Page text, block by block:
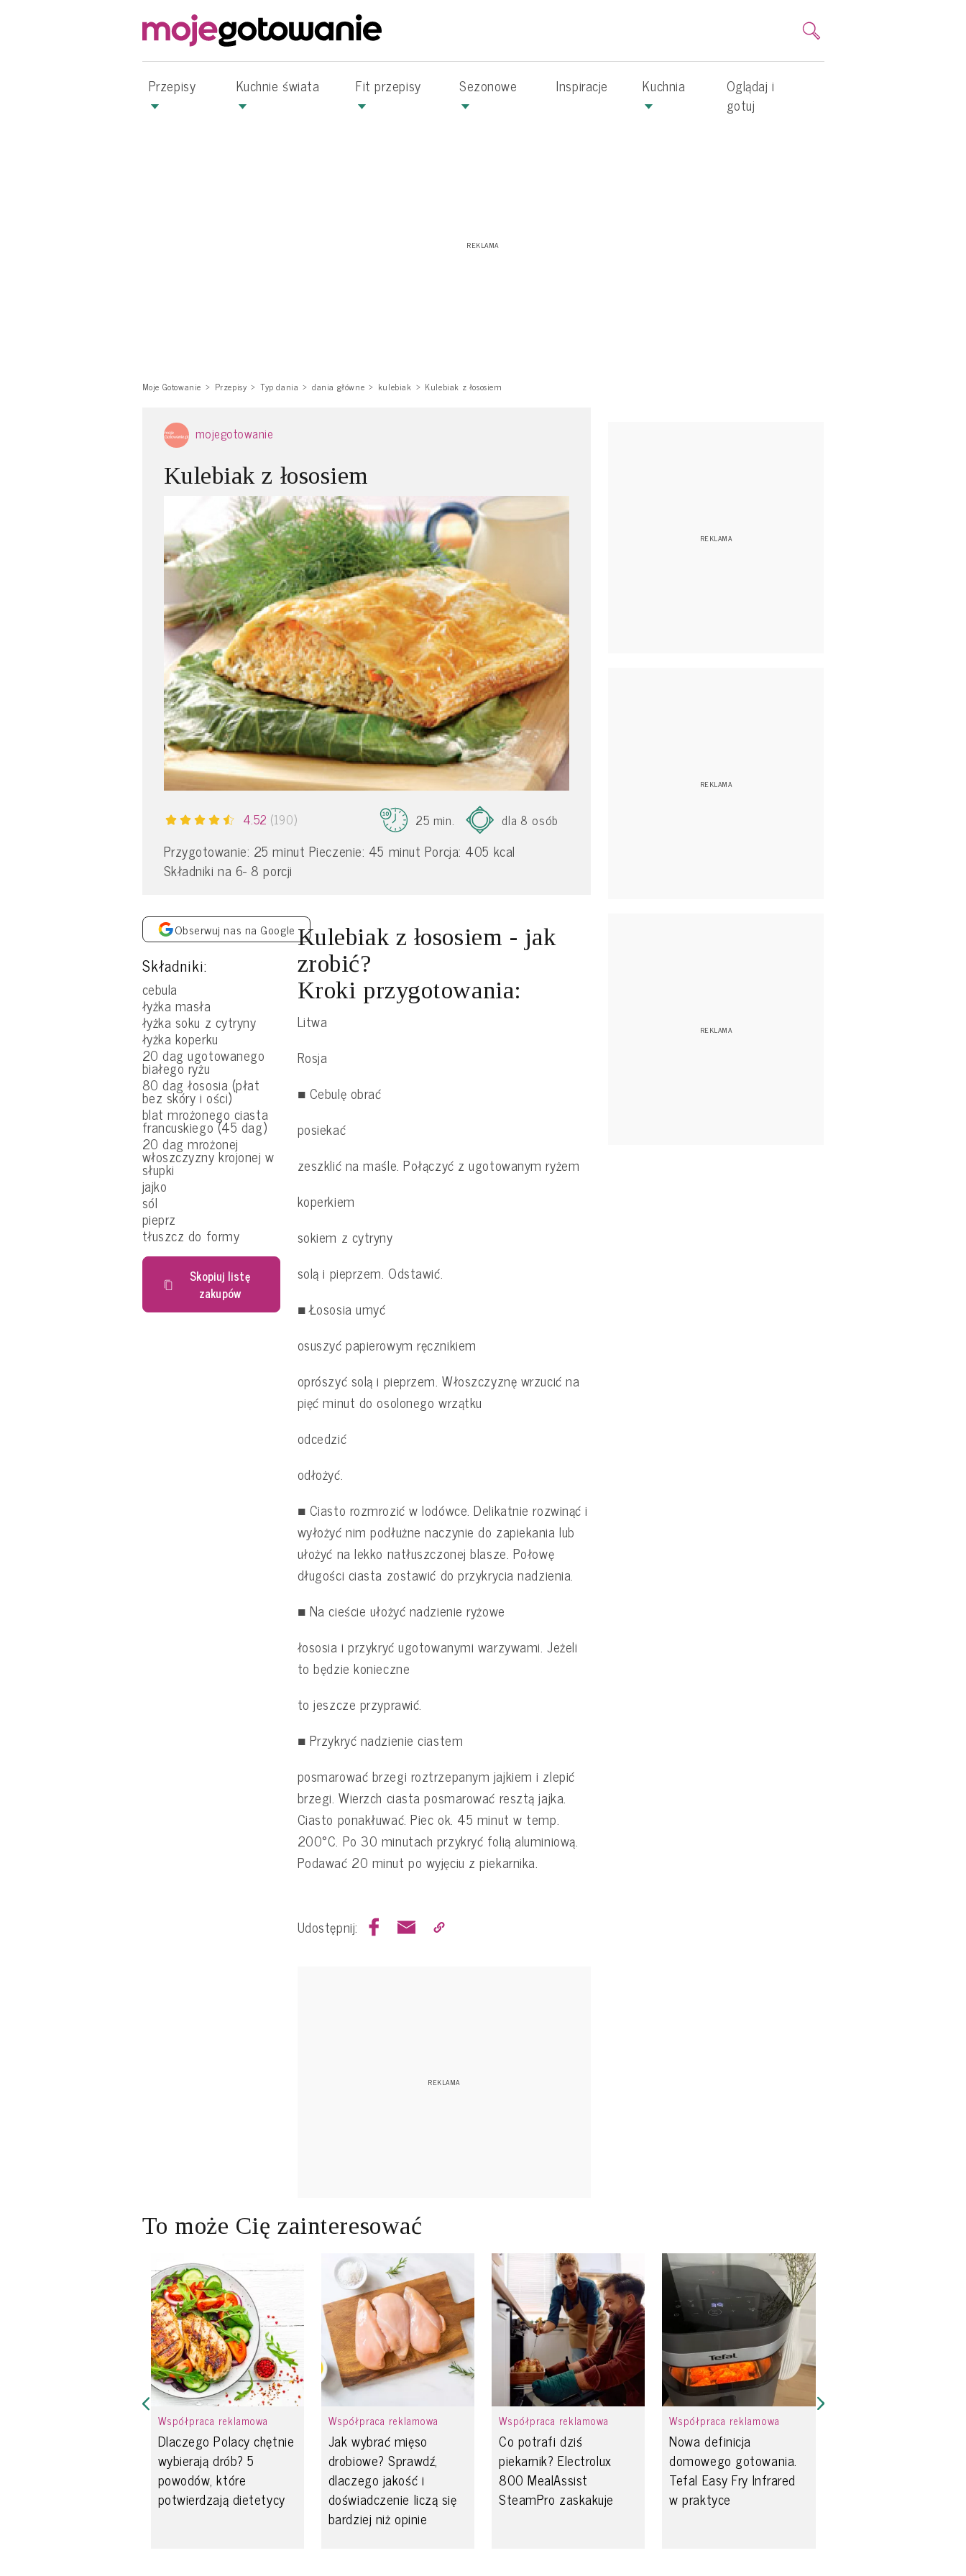
Przepisy Kuchnie świata Fit przepisy Sezonowe Inspiracje Kuchnia
Oglądaj i
gotuj
Moje Gotowanie Przepisy Typ dania dania główne kulebiak Kulebiak z łososiem
mojegotowanie
Kulebiak z łososiem
4.52 (190) 25 min. dla 8 osób
Przygotowanie: 25 minut Pieczenie: 45 minut Porcja: 405 kcal
Składniki na 6- 8 porcji
Obserwuj nas na Google
Składniki:
cebula
łyżka masła
łyżka soku z cytryny
łyżka koperku
20 dag ugotowanego
białego ryżu
80 dag łososia (płat
bez skóry i ości)
blat mrożonego ciasta
francuskiego (45 dag)
20 dag mrożonej
włoszczyzny krojonej w
słupki
jajko
sól
pieprz
tłuszcz do formy
Skopiuj listę
zakupów
Kulebiak z łososiem - jak
zrobić?
Kroki przygotowania:
Litwa
Rosja
■ Cebulę obrać
posiekać
zeszklić na maśle. Połączyć z ugotowanym ryżem
koperkiem
sokiem z cytryny
solą i pieprzem. Odstawić.
■ Łososia umyć
osuszyć papierowym ręcznikiem
oprószyć solą i pieprzem. Włoszczyznę wrzucić na
pięć minut do osolonego wrzątku
odcedzić
odłożyć.
■ Ciasto rozmrozić w lodówce. Delikatnie rozwinąć i
wyłożyć nim podłużne naczynie do zapiekania lub
ułożyć na lekko natłuszczonej blasze. Połowę
długości ciasta zostawić do przykrycia nadzienia.
■ Na cieście ułożyć nadzienie ryżowe
łososia i przykryć ugotowanymi warzywami. Jeżeli
to będzie konieczne
to jeszcze przyprawić.
■ Przykryć nadzienie ciastem
posmarować brzegi roztrzepanym jajkiem i zlepić
brzegi. Wierzch ciasta posmarować resztą jajka.
Ciasto ponakłuwać. Piec ok. 45 minut w temp.
200°C. Po 30 minutach przykryć folią aluminiową.
Podawać 20 minut po wyjęciu z piekarnika.
Udostępnij:
To może Cię zainteresować
Współpraca reklamowa
Dlaczego Polacy chętnie
wybierają drób? 5
powodów, które
potwierdzają dietetycy
Współpraca reklamowa
Jak wybrać mięso
drobiowe? Sprawdź,
dlaczego jakość i
doświadczenie liczą się
bardziej niż opinie
Współpraca reklamowa
Co potrafi dziś
piekarnik? Electrolux
800 MealAssist
SteamPro zaskakuje
Współpraca reklamowa
Nowa definicja
domowego gotowania.
Tefal Easy Fry Infrared
w praktyce